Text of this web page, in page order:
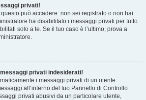
privati!
può accadere: non sei registrato o non hai
ha disabilitato i messaggi privati per tutto
solo a te. Se il tuo caso è l’ultimo, prova a
privati indesiderati!
i messaggi privati ​​di un utente
all’interno del tuo Pannello di Controllo
privati ​​abusivi da un particolare utente,